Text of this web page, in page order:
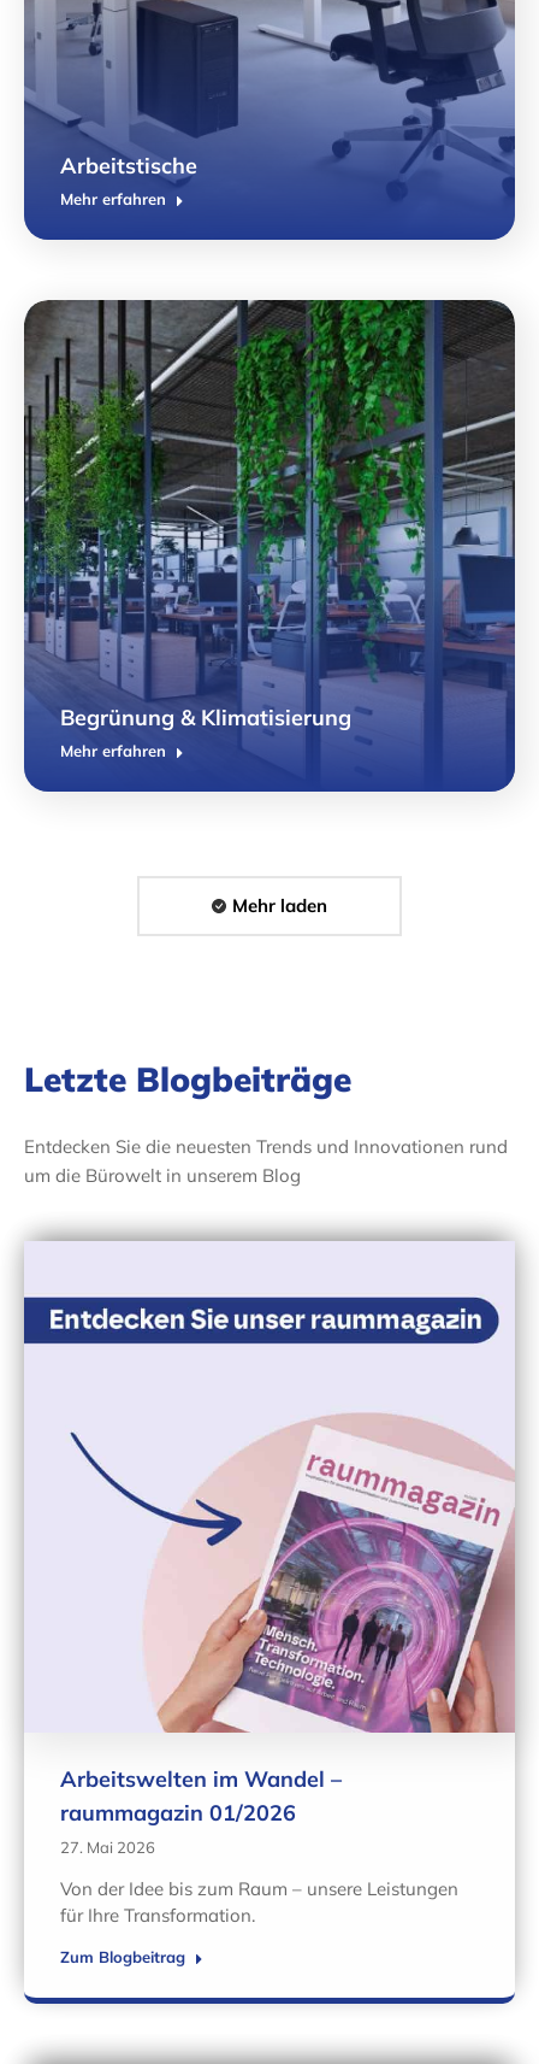
Arbeitstische
Mehr erfahren
Begrünung & Klimatisierung
Mehr erfahren
Mehr laden
Letzte Blogbeiträge
Entdecken Sie die neuesten Trends und Innovationen rund
um die Bürowelt in unserem Blog
Arbeitswelten im Wandel –
raummagazin 01/2026
27. Mai 2026
Von der Idee bis zum Raum – unsere Leistungen
für Ihre Transformation.
Zum Blogbeitrag